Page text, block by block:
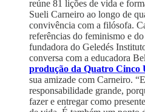
reúne 81 lições de vida e
Sueli Carneiro ao longo de
convivência com a filósofa.
referências do feminismo e
fundadora do Geledés
conversa com a educadora
produção da Quatro Cinco
sua amizade com Carneiro.
responsabilidade grande,
fazer e entregar como